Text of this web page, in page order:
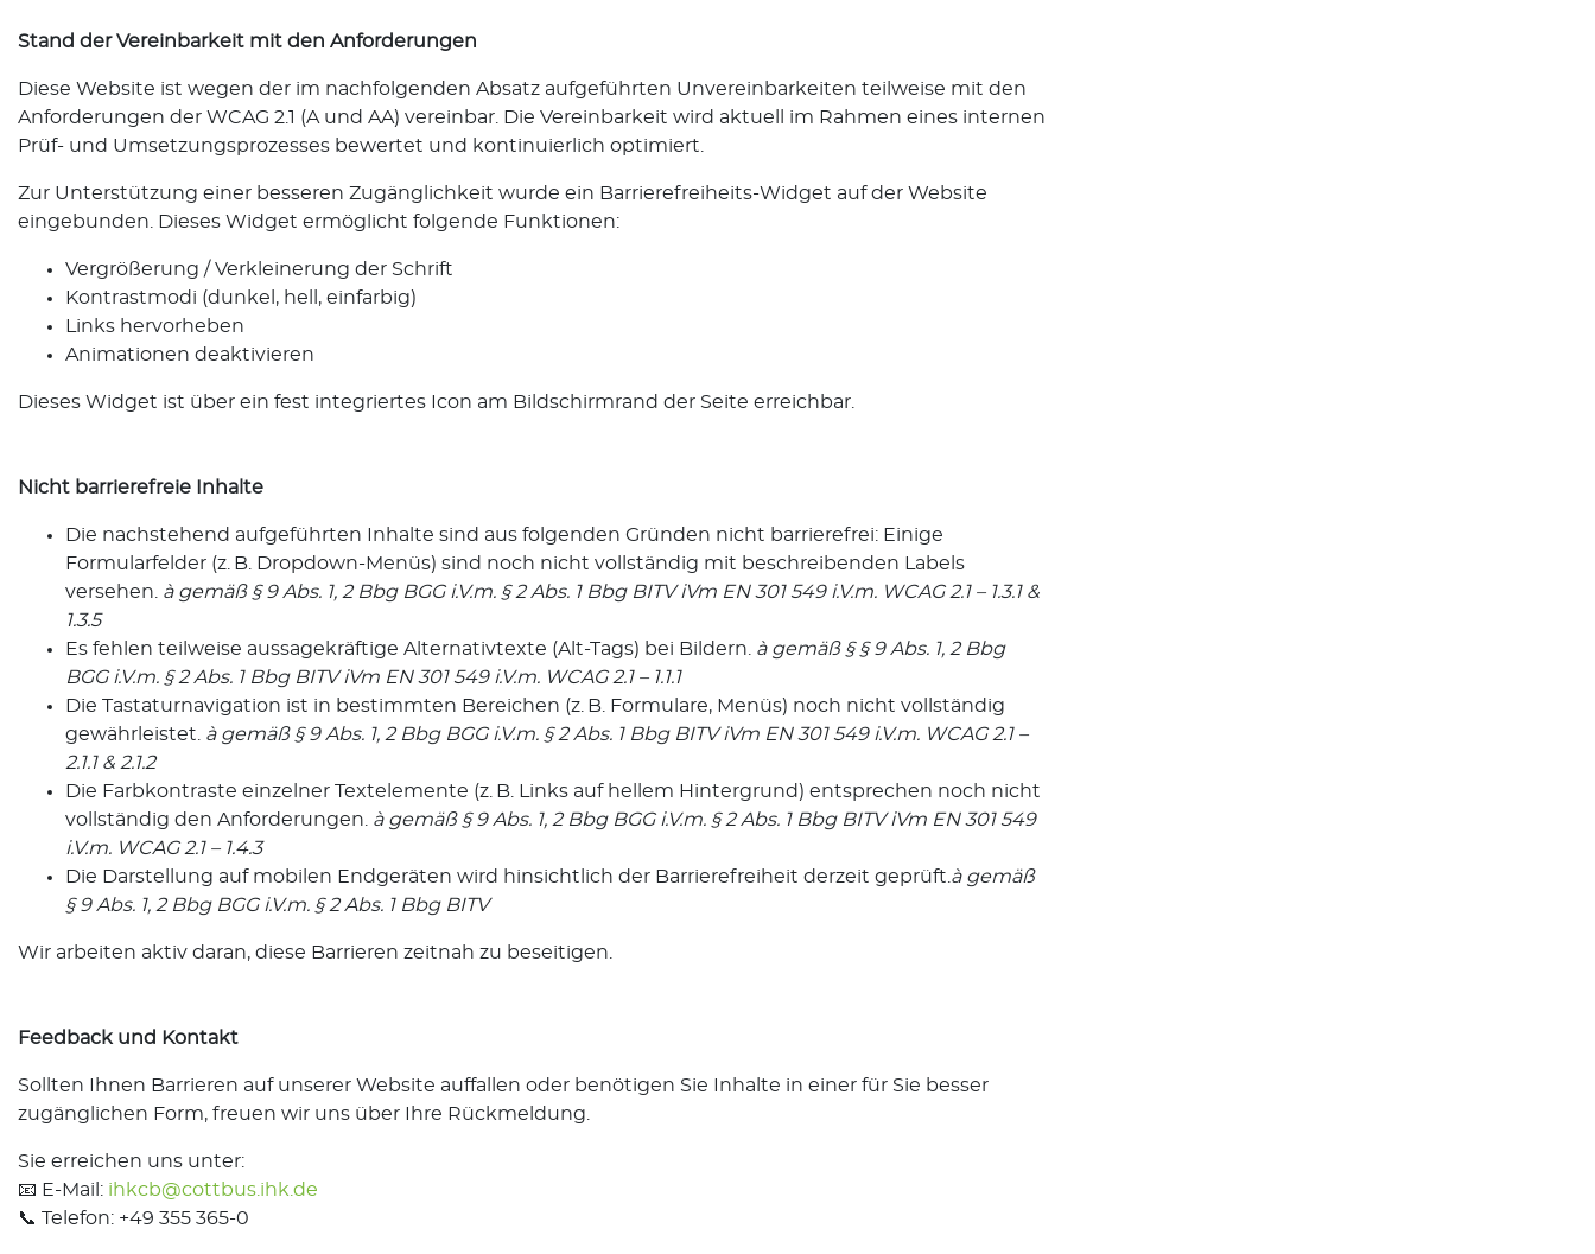
Stand der Vereinbarkeit mit den Anforderungen
Diese Website ist wegen der im nachfolgenden Absatz aufgeführten Unvereinbarkeiten teilweise mit den
Anforderungen der WCAG 2.1 (A und AA) vereinbar. Die Vereinbarkeit wird aktuell im Rahmen eines internen
Prüf- und Umsetzungsprozesses bewertet und kontinuierlich optimiert.
Zur Unterstützung einer besseren Zugänglichkeit wurde ein Barrierefreiheits-Widget auf der Website
eingebunden. Dieses Widget ermöglicht folgende Funktionen:
Vergrößerung / Verkleinerung der Schrift
Kontrastmodi (dunkel, hell, einfarbig)
Links hervorheben
Animationen deaktivieren
Dieses Widget ist über ein fest integriertes Icon am Bildschirmrand der Seite erreichbar.
Nicht barrierefreie Inhalte
Die nachstehend aufgeführten Inhalte sind aus folgenden Gründen nicht barrierefrei: Einige
Formularfelder (z. B. Dropdown-Menüs) sind noch nicht vollständig mit beschreibenden Labels
versehen. àgemäß § 9 Abs. 1, 2 Bbg BGG i.V.m. § 2 Abs. 1 Bbg BITV iVm EN 301 549 i.V.m. WCAG 2.1 – 1.3.1 &
1.3.5
Es fehlen teilweise aussagekräftige Alternativtexte (Alt-Tags) bei Bildern. àgemäß § § 9 Abs. 1, 2 Bbg
BGG i.V.m. § 2 Abs. 1 Bbg BITV iVm EN 301 549 i.V.m. WCAG 2.1 – 1.1.1
Die Tastaturnavigation ist in bestimmten Bereichen (z. B. Formulare, Menüs) noch nicht vollständig
gewährleistet. àgemäß § 9 Abs. 1, 2 Bbg BGG i.V.m. § 2 Abs. 1 Bbg BITV iVm EN 301 549 i.V.m. WCAG 2.1 –
2.1.1 & 2.1.2
Die Farbkontraste einzelner Textelemente (z. B. Links auf hellem Hintergrund) entsprechen noch nicht
vollständig den Anforderungen. àgemäß § 9 Abs. 1, 2 Bbg BGG i.V.m. § 2 Abs. 1 Bbg BITV iVm EN 301 549
i.V.m. WCAG 2.1 – 1.4.3
Die Darstellung auf mobilen Endgeräten wird hinsichtlich der Barrierefreiheit derzeit geprüft. àgemäß
§ 9 Abs. 1, 2 Bbg BGG i.V.m. § 2 Abs. 1 Bbg BITV
Wir arbeiten aktiv daran, diese Barrieren zeitnah zu beseitigen.
Feedback und Kontakt
Sollten Ihnen Barrieren auf unserer Website auffallen oder benötigen Sie Inhalte in einer für Sie besser
zugänglichen Form, freuen wir uns über Ihre Rückmeldung.
Sie erreichen uns unter:
📧 E-Mail: ihkcb@cottbus.ihk.de
📞 Telefon: +49 355 365-0